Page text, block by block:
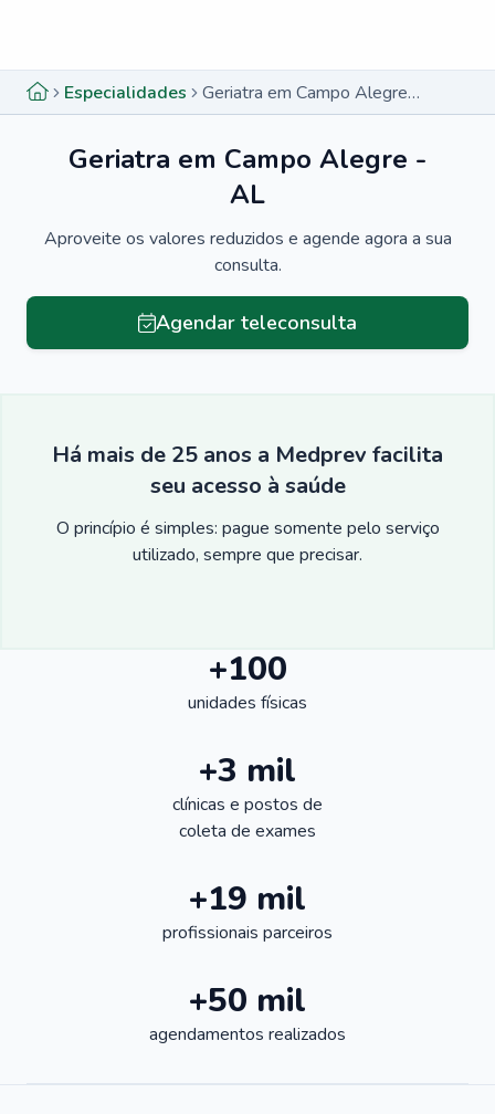
Especialidades Geriatra em Campo Alegre - AL
Geriatra em Campo Alegre -
AL
Aproveite os valores reduzidos e agende agora a sua
consulta.
Agendar teleconsulta
Há mais de 25 anos a Medprev facilita
seu acesso à saúde
O princípio é simples: pague somente pelo serviço
utilizado, sempre que precisar.
+100
unidades físicas
+3 mil
clínicas e postos de
coleta de exames
+19 mil
profissionais parceiros
+50 mil
agendamentos realizados